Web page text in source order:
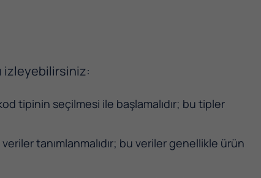
izleyebilirsiniz:
tipinin seçilmesi ile başlamalıdır; bu tipler
tanımlanmalıdır; bu veriler genellikle ürün